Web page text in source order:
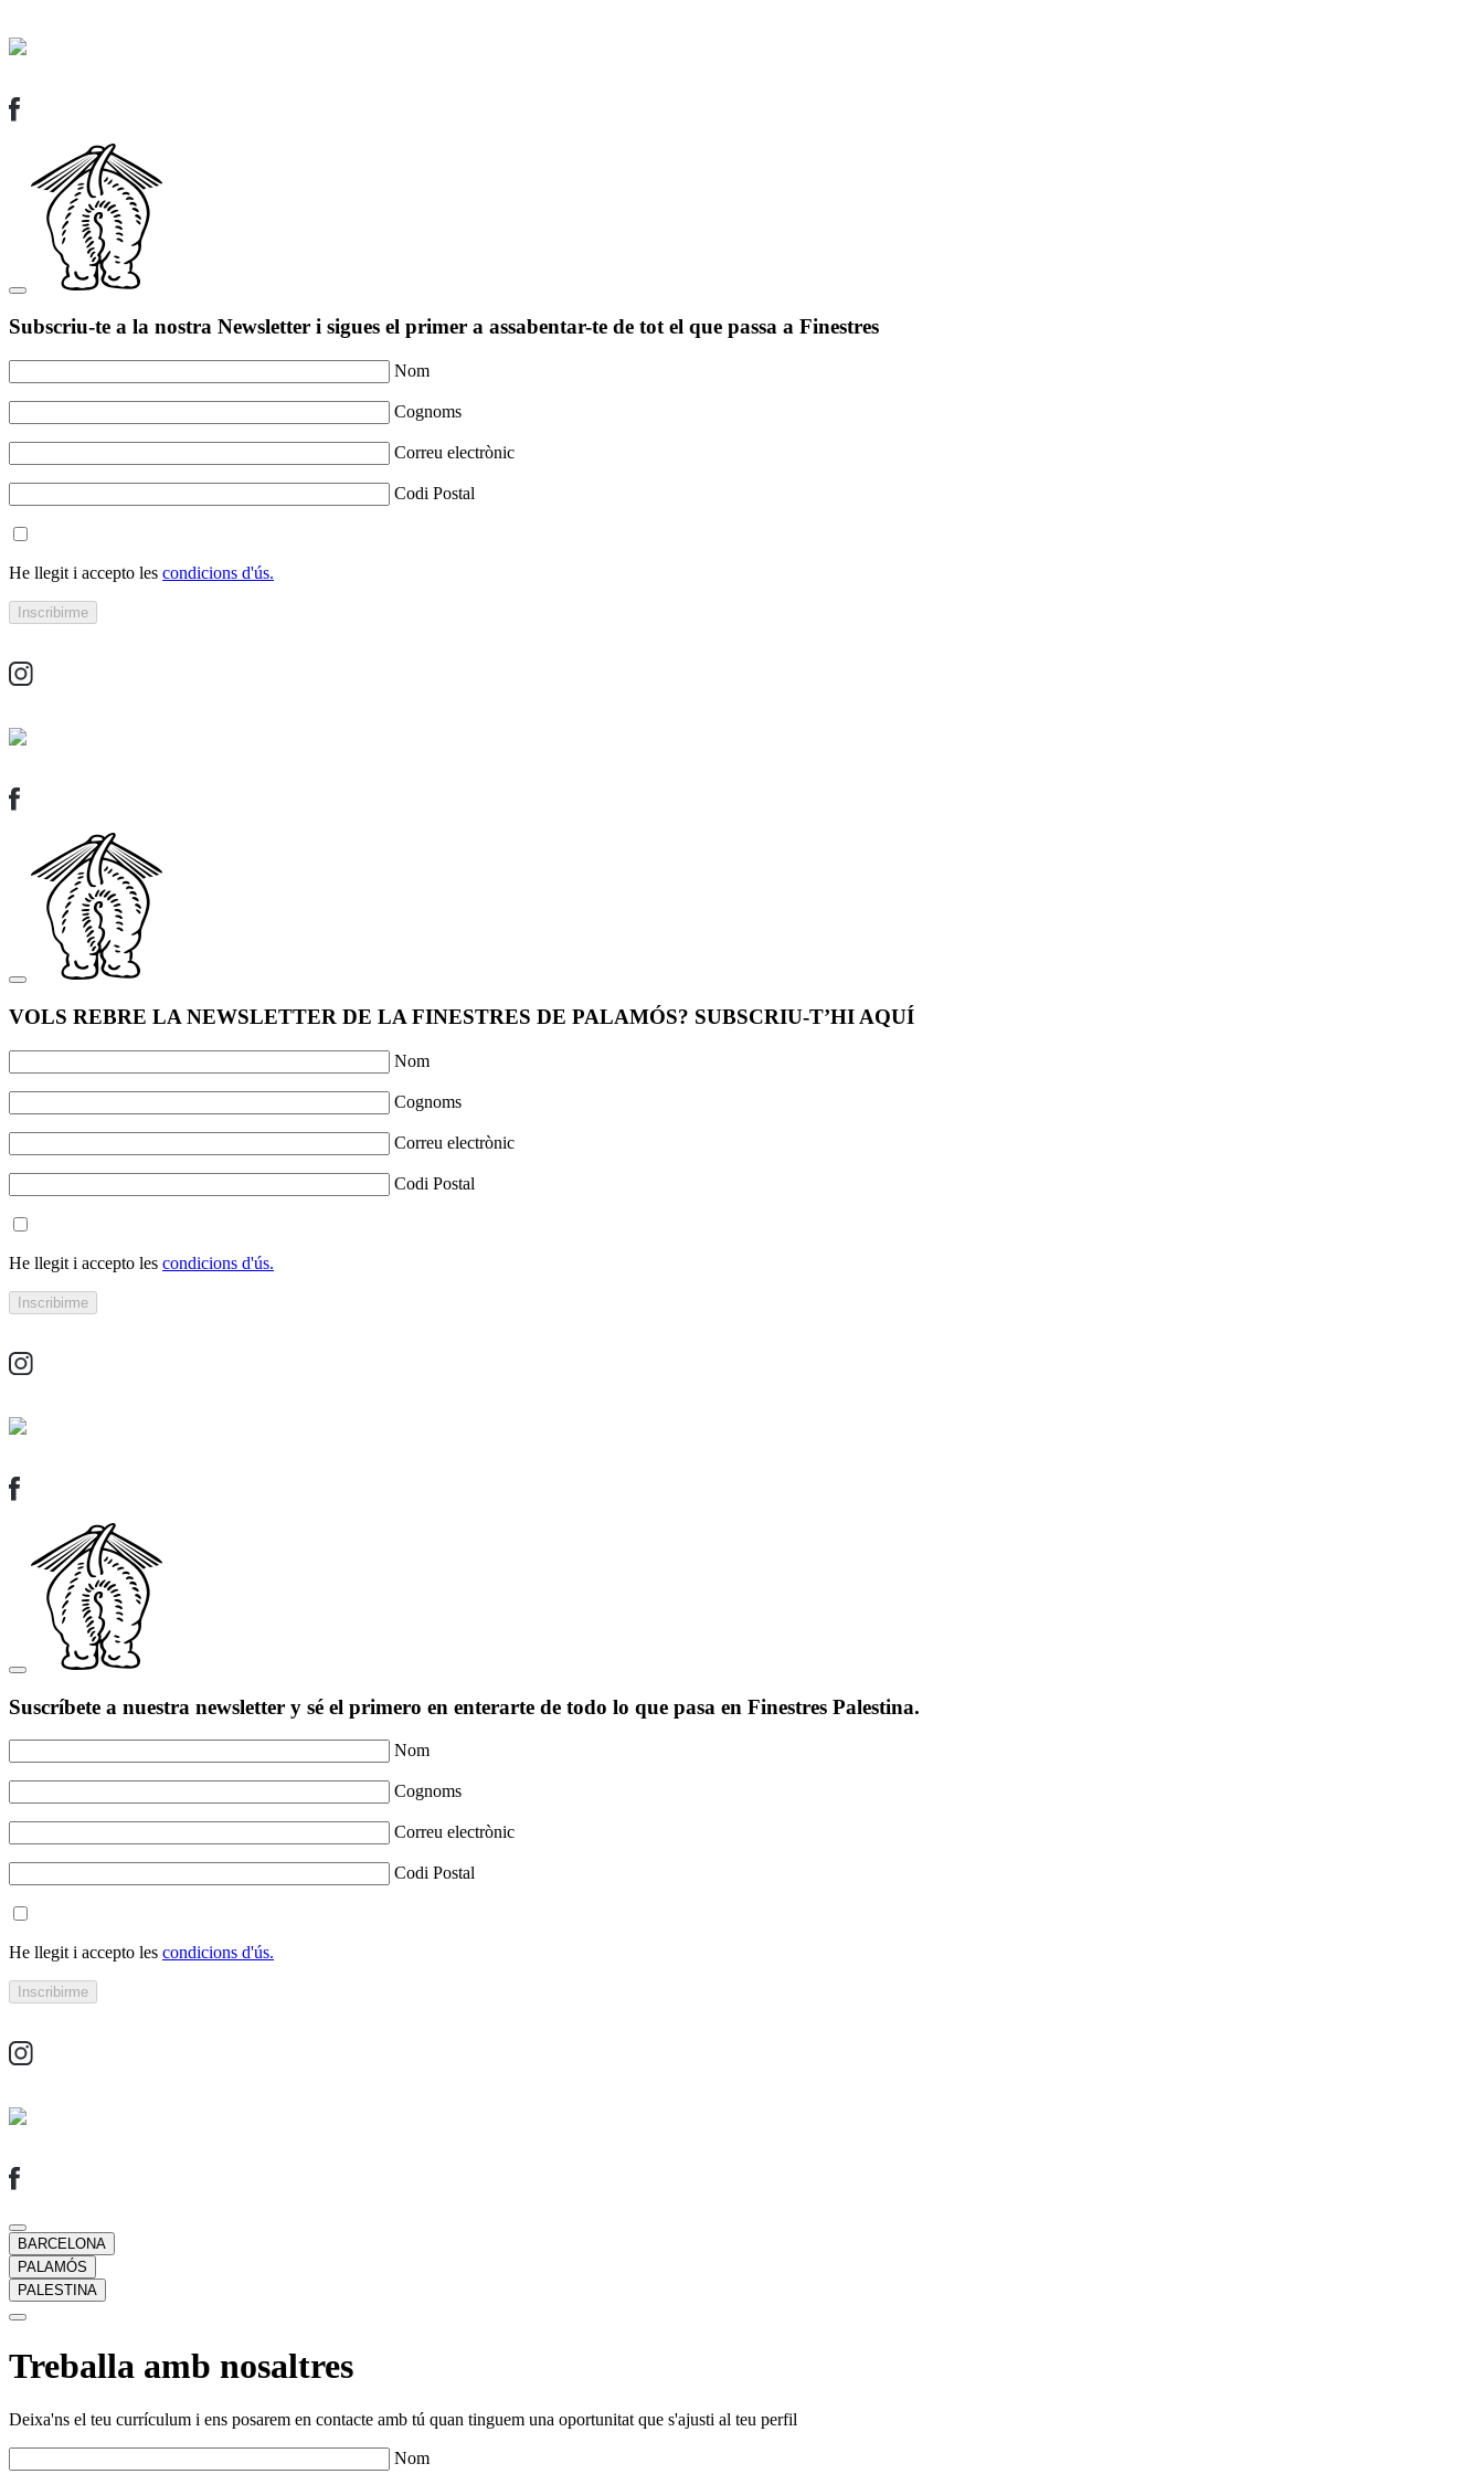
Subscriu-te a la nostra Newsletter i sigues el primer a assabentar-te de tot el que passa a Finestres
Nom
Cognoms
Correu electrònic
Codi Postal
He llegit i accepto les condicions d'ús.
VOLS REBRE LA NEWSLETTER DE LA FINESTRES DE PALAMÓS? SUBSCRIU-T’HI AQUÍ
Nom
Cognoms
Correu electrònic
Codi Postal
He llegit i accepto les condicions d'ús.
Suscríbete a nuestra newsletter y sé el primero en enterarte de todo lo que pasa en Finestres Palestina.
Nom
Cognoms
Correu electrònic
Codi Postal
He llegit i accepto les condicions d'ús.
BARCELONA
PALAMÓS
PALESTINA
Treballa amb nosaltres
Deixa'ns el teu currículum i ens posarem en contacte amb tú quan tinguem una oportunitat que s'ajusti al teu perfil
Nom